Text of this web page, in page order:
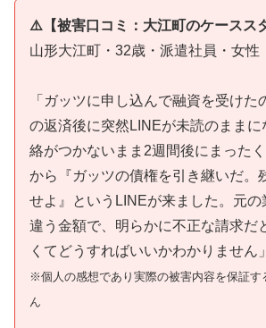
⚠️【被害口コミ：大江町のケースス
山形大江町・32歳・派遣社員・女性
「ガッツに申し込んで融資を受けた
の返済後に突然LINEが未読のままに
絡がつかないまま2週間後にまった
から『ガッツの債権を引き継いだ。
せよ』というLINEが来ました。元
違う金額で、明らかに不正な請求だ
くてどうすればいいかわかりません」
※個人の感想であり実際の被害内容を保証す
ん